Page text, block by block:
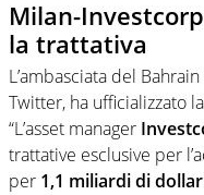
Milan-
la trattativa
L’ambasciata del
Twitter, ha ufficializzato
“L’asset manager
trattative esclusive per
per 1,1 miliardi di